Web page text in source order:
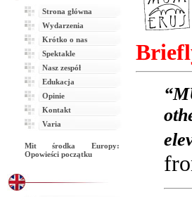
Strona główna
Wydarzenia
Krótko o nas
Spektakle
Nasz zespół
Edukacja
Opinie
Kontakt
Varia
Mit środka Europy:
Opowieści początku